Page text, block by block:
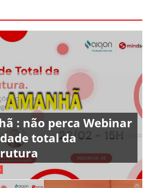
: não perca Webinar
total da